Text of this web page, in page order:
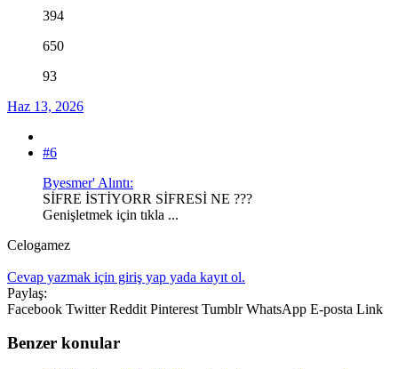
394
650
93
Haz 13, 2026
#6
Byesmer' Alıntı:
SİFRE İSTİYORR SİFRESİ NE ???
Genişletmek için tıkla ...
Celogamez
Cevap yazmak için giriş yap yada kayıt ol.
Paylaş:
Facebook Twitter Reddit Pinterest Tumblr WhatsApp E-posta Link
Benzer konular